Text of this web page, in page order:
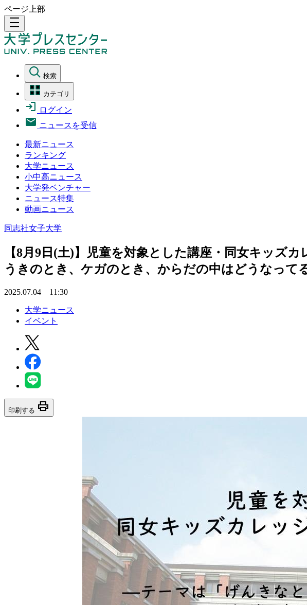
ページ上部
density_medium
検索
カテゴリ
ログイン
ニュースを受信
最新ニュース
ランキング
大学ニュース
小中高ニュース
大学発ベンチャー
ニュース特集
動画ニュース
同志社女子大学
【8月9日(土)】児童を対象とした講座・同女キッ
うきのとき、ケガのとき、からだの中はどうなって
2025.07.04 11:30
大学ニュース
イベント
印刷する print